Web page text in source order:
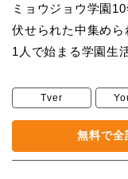
ミョウジョウ学園
伏せられた中集め
1人で始まる学園生活
Tver
無料で全